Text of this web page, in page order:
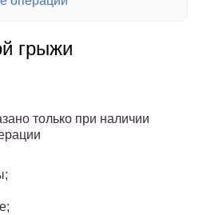
грыжи
только при наличии